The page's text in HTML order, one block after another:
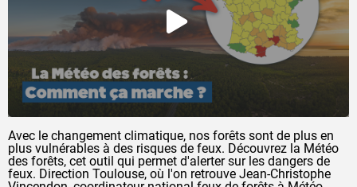
Avec le changement climatique, nos forêts sont de plus en
plus vulnérables à des risques de feux. Découvrez la Météo
des forêts, cet outil qui permet d'alerter sur les dangers de
feux. Direction Toulouse, où l'on retrouve Jean-Christophe